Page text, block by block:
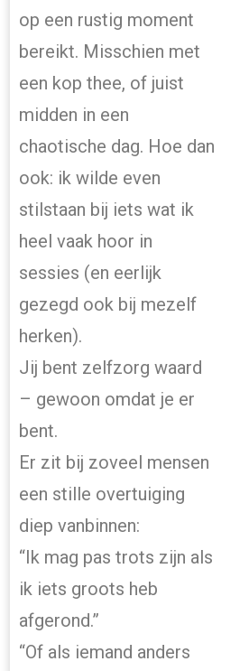
op een rustig moment
bereikt. Misschien met
een kop thee, of juist
midden in een
chaotische dag. Hoe dan
ook: ik wilde even
stilstaan bij iets wat ik
heel vaak hoor in
sessies (en eerlijk
gezegd ook bij mezelf
herken).
Jij bent zelfzorg waard
– gewoon omdat je er
bent.
Er zit bij zoveel mensen
een stille overtuiging
diep vanbinnen:
“Ik mag pas trots zijn als
ik iets groots heb
afgerond.”
“Of als iemand anders